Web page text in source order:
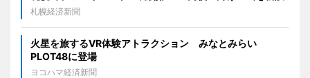
札幌経済新聞
火星を旅するVR体験アトラクション みなとみらい
PLOT48に登場
ヨコハマ経済新聞